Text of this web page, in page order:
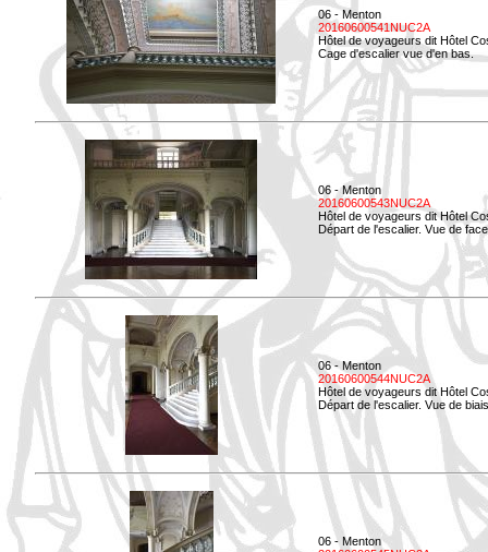
06 - Menton
20160600541NUC2A
Hôtel de voyageurs dit Hôtel
Cage d'escalier vue d'en bas.
06 - Menton
20160600543NUC2A
Hôtel de voyageurs dit Hôtel
Départ de l'escalier. Vue de
06 - Menton
20160600544NUC2A
Hôtel de voyageurs dit Hôtel
Départ de l'escalier. Vue de
06 - Menton